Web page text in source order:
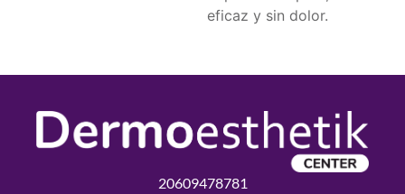
eficaz y sin dolor.
20609478781